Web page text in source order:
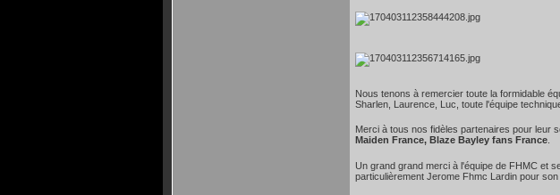
Nous tenons à remercier toute la formidable
Sharlen, Laurence, Luc, toute l'équipe
Merci à tous nos fidèles partenaires pour leur
Maiden France, Blaze Bayley fans France
Un grand grand merci à l'équipe de FHMC et
particulièrement Jerome Fhmc Lardin pour